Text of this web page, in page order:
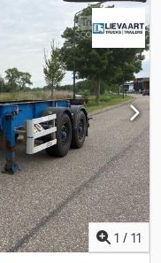
1: Dubbellucht Ledig
GVW: 39.000 kg
1 / 11